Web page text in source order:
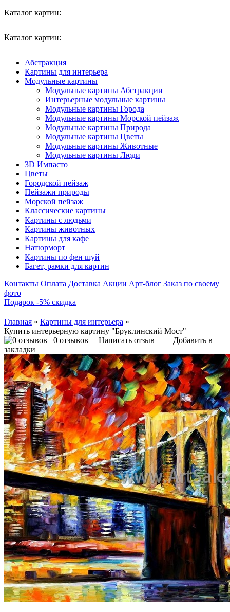
Каталог картин:
Каталог картин:
Абстракция
Картины для интерьера
Модульные картины
Модульные картины Абстракции
Интерьерные модульные картины
Модульные картины Города
Модульные картины Морской пейзаж
Модульные картины Природа
Модульные картины Цветы
Модульные картины Животные
Модульные картины Люди
3D Импасто
Цветы
Городской пейзаж
Пейзажи природы
Морской пейзаж
Классические картины
Картины с людьми
Картины животных
Картины для кафе
Натюрморт
Картины по фен шуй
Багет, рамки для картин
Контакты Оплата Доставка Акции Арт-блог Заказ по своему
фото
Подарок -5% скидка
Главная » Картины для интерьера »
Купить интерьерную картину "Бруклинский Мост"
0 отзывов
Написать отзыв
Добавить в
закладки